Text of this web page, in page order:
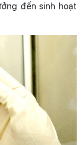
đến sinh hoạt